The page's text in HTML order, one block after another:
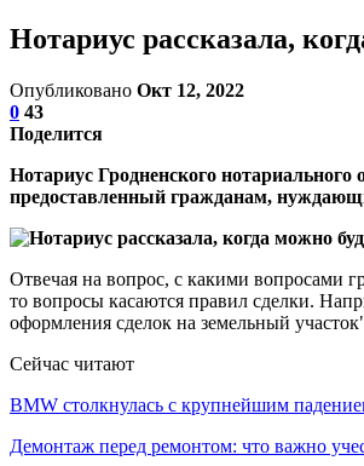
Нотариус рассказала,
Опубликовано Окт 12, 2022
0 43
Поделится
Нотариус Гродненского
предоставленный гражданам,
Отвечая на вопрос, с какими вопросами
то вопросы касаются правил сделки.
оформления сделок на земельный
Сейчас читают
BMW столкнулась с крупнейшим
Демонтаж перед ремонтом: что важно